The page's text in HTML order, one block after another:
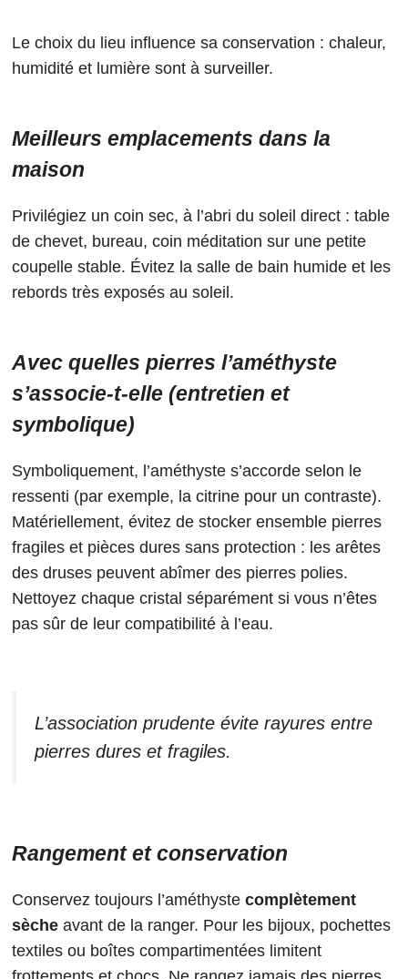
Le choix du lieu influence sa conservation : chaleur,
humidité et lumière sont à surveiller.
Meilleurs emplacements dans la
maison
Privilégiez un coin sec, à l’abri du soleil direct : table
de chevet, bureau, coin méditation sur une petite
coupelle stable. Évitez la salle de bain humide et les
rebords très exposés au soleil.
Avec quelles pierres l’améthyste
s’associe-t-elle (entretien et
symbolique)
Symboliquement, l’améthyste s’accorde selon le
ressenti (par exemple, la citrine pour un contraste).
Matériellement, évitez de stocker ensemble pierres
fragiles et pièces dures sans protection : les arêtes
des druses peuvent abîmer des pierres polies.
Nettoyez chaque cristal séparément si vous n’êtes
pas sûr de leur compatibilité à l’eau.
L’association prudente évite rayures entre
pierres dures et fragiles.
Rangement et conservation
Conservez toujours l’améthyste complètement
sèche avant de la ranger. Pour les bijoux, pochettes
textiles ou boîtes compartimentées limitent